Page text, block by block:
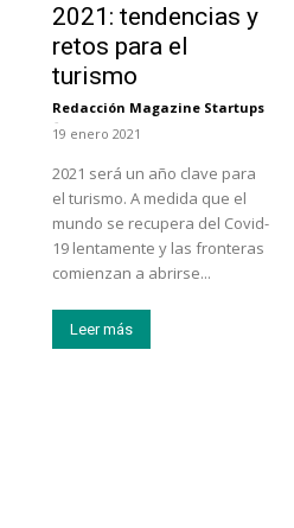
2021: tendencias y
retos para el
turismo
Redacción Magazine Startups
-
19 enero 2021
2021 será un año clave para
el turismo. A medida que el
mundo se recupera del Covid-
19 lentamente y las fronteras
comienzan a abrirse...
Leer más